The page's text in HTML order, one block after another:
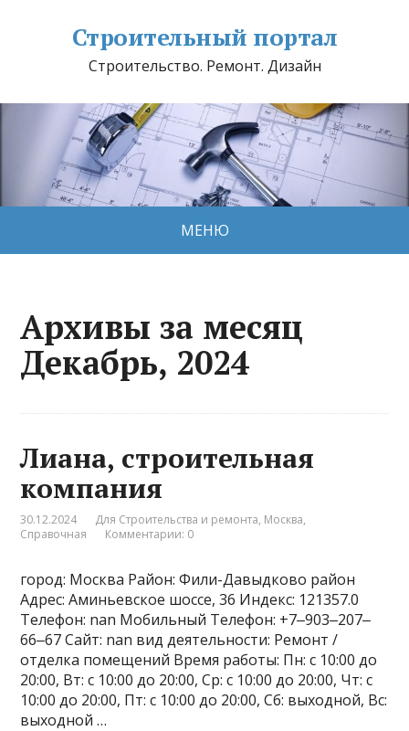
Строительный портал
Строительство. Ремонт. Дизайн
МЕНЮ
Архивы за месяц
Декабрь, 2024
Лиана, строительная
компания
30.12.2024 Для Строительства и ремонта, Москва,
Справочная
Комментарии: 0
город: Москва Район: Фили-Давыдково район
Адрес: Аминьевское шоссе, 36 Индекс: 121357.0
Телефон: nan Мобильный Телефон: +7‒903‒207‒
66‒67 Сайт: nan вид деятельности: Ремонт /
отделка помещений Время работы: Пн: с 10:00 до
20:00, Вт: с 10:00 до 20:00, Ср: с 10:00 до 20:00, Чт: с
10:00 до 20:00, Пт: с 10:00 до 20:00, Сб: выходной, Вс:
выходной …